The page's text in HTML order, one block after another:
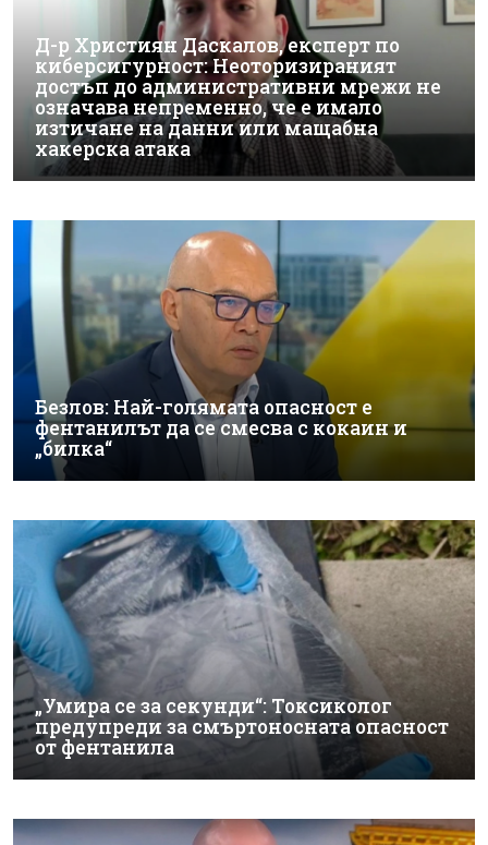
Д-р Християн Даскалов, експерт по
киберсигурност: Неоторизираният
достъп до административни мрежи не
означава непременно, че е имало
изтичане на данни или мащабна
хакерска атака
Безлов: Най-голямата опасност е
фентанилът да се смесва с кокаин и
„билка“
„Умира се за секунди“: Токсиколог
предупреди за смъртоносната опасност
от фентанила